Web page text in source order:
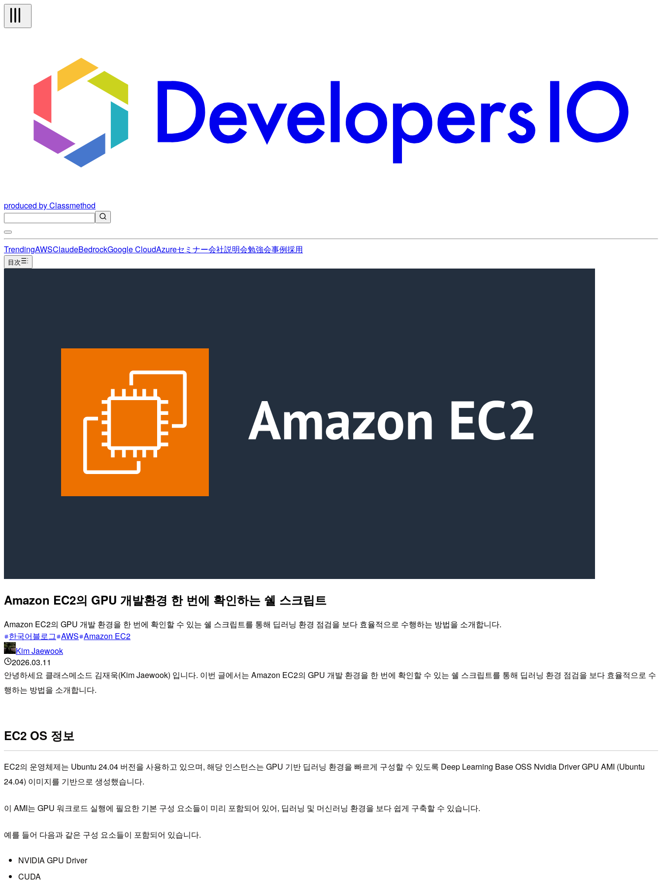
produced by Classmethod
TrendingAWSClaudeBedrockGoogle CloudAzureセミナー会社説明会勉強会事例採用
目次
Amazon EC2의 GPU 개발환경 한 번에 확인하는 쉘 스크립트
Amazon EC2의 GPU 개발 환경을 한 번에 확인할 수 있는 쉘 스크립트를 통해 딥러닝 환경 점검을 보다 효율적으로 수행하는 방법을 소개합니다.
한국어블로그 AWS Amazon EC2
Kim Jaewook
2026.03.11
안녕하세요 클래스메소드 김재욱(Kim Jaewook) 입니다. 이번 글에서는 Amazon EC2의 GPU 개발 환경을 한 번에 확인할 수 있는 쉘 스크립트를 통해 딥러닝 환경 점검을 보다 효율적으로 수
행하는 방법을 소개합니다.
EC2 OS 정보
EC2의 운영체제는 Ubuntu 24.04 버전을 사용하고 있으며, 해당 인스턴스는 GPU 기반 딥러닝 환경을 빠르게 구성할 수 있도록 Deep Learning Base OSS Nvidia Driver GPU AMI (Ubuntu
24.04) 이미지를 기반으로 생성했습니다.
이 AMI는 GPU 워크로드 실행에 필요한 기본 구성 요소들이 미리 포함되어 있어, 딥러닝 및 머신러닝 환경을 보다 쉽게 구축할 수 있습니다.
예를 들어 다음과 같은 구성 요소들이 포함되어 있습니다.
NVIDIA GPU Driver
CUDA